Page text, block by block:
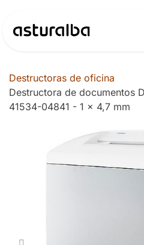
Destructoras de oficina
Destructora de documentos
41534-04841 - 1 x 4,7 mm